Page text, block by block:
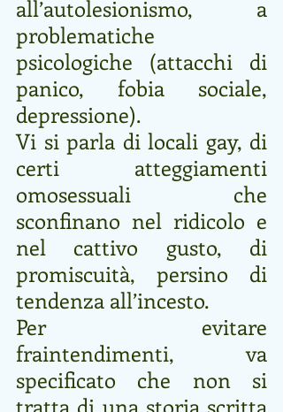
all’autolesionismo, a
problematiche
psicologiche (attacchi di
panico, fobia sociale,
depressione).
Vi si parla di locali gay, di
certi atteggiamenti
omosessuali che
sconfinano nel ridicolo e
nel cattivo gusto, di
promiscuità, persino di
tendenza all’incesto.
Per evitare
fraintendimenti, va
specificato che non si
tratta di una storia scritta